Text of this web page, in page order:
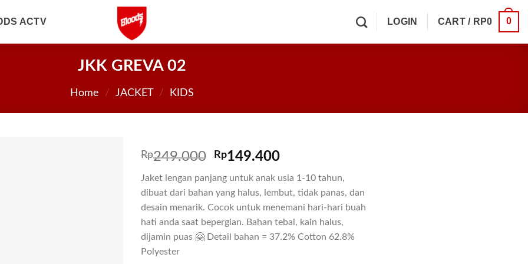
ACTV LOGIN CART / RP0 0
JKK GREVA 02
Home / JACKET / KIDS
Rp249.000 Rp149.400
Jaket lengan panjang untuk anak usia 1-10 tahun,
dibuat dari bahan yang halus, lembut, tidak panas, dan
desain menarik. Cocok untuk menemani hari-hari buah
hati anda saat bepergian. Bahan tebal, kain halus,
dijamin puas 🤗 Detail bahan = 37.2% Cotton 62.8%
Polyester